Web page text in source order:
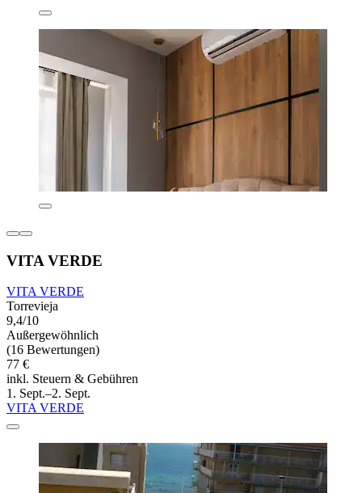
VITA VERDE
VITA VERDE
Torrevieja
9,4/10
Außergewöhnlich
(16 Bewertungen)
77 €
inkl. Steuern & Gebühren
1. Sept.–2. Sept.
VITA VERDE